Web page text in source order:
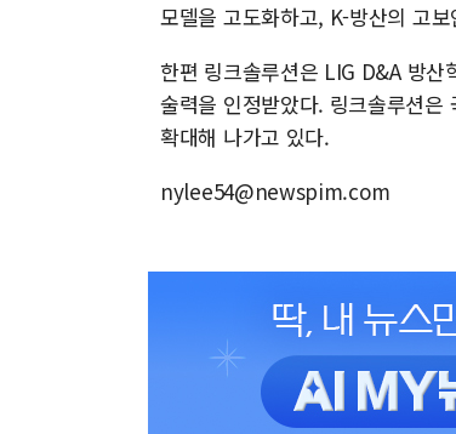
모델을 고도화하고, K-방산의 고
한편 링크솔루션은 LIG D&A 방산
술력을 인정받았다. 링크솔루션
확대해 나가고 있다.
nylee54@newspim.com